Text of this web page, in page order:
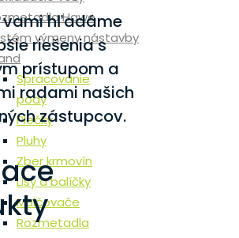
Hawe
výmeny nástavby
Spracovanie
pôdy
Plečky
Pluhy
Zber krmovín
Lisy a balíčky
Mulčovače
Rozmetadla
vami hľadáme
riešenia s
prístupom a
radami našich
zástupcov.